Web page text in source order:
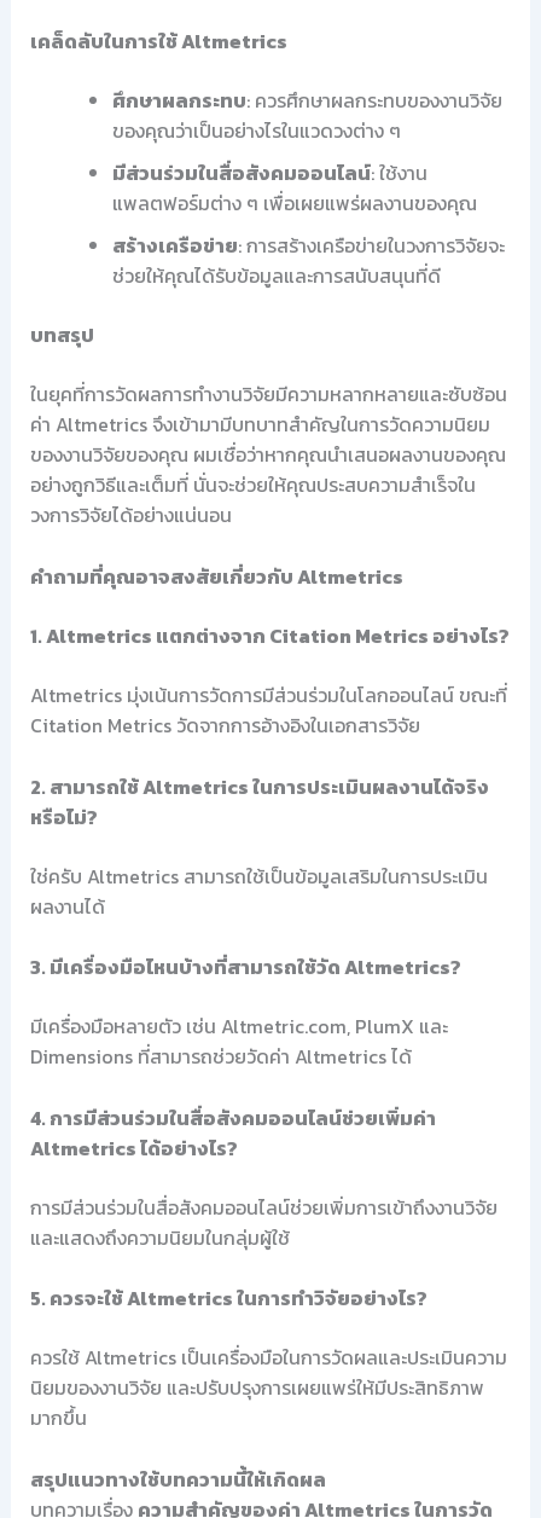
เคล็ดลับในการใช้ Altmetrics
ศึกษาผลกระทบ: ควรศึกษาผลกระทบของงานวิจัย
ของคุณว่าเป็นอย่างไรในแวดวงต่าง ๆ
มีส่วนร่วมในสื่อสังคมออนไลน์: ใช้งาน
แพลตฟอร์มต่าง ๆ เพื่อเผยแพร่ผลงานของคุณ
สร้างเครือข่าย: การสร้างเครือข่ายในวงการวิจัยจะ
ช่วยให้คุณได้รับข้อมูลและการสนับสนุนที่ดี
บทสรุป
ในยุคที่การวัดผลการทำงานวิจัยมีความหลากหลายและซับซ้อน
ค่า Altmetrics จึงเข้ามามีบทบาทสำคัญในการวัดความนิยม
ของงานวิจัยของคุณ ผมเชื่อว่าหากคุณนำเสนอผลงานของคุณ
อย่างถูกวิธีและเต็มที่ นั่นจะช่วยให้คุณประสบความสำเร็จใน
วงการวิจัยได้อย่างแน่นอน
คำถามที่คุณอาจสงสัยเกี่ยวกับ Altmetrics
1. Altmetrics แตกต่างจาก Citation Metrics อย่างไร?
Altmetrics มุ่งเน้นการวัดการมีส่วนร่วมในโลกออนไลน์ ขณะที่
Citation Metrics วัดจากการอ้างอิงในเอกสารวิจัย
2. สามารถใช้ Altmetrics ในการประเมินผลงานได้จริง
หรือไม่?
ใช่ครับ Altmetrics สามารถใช้เป็นข้อมูลเสริมในการประเมิน
ผลงานได้
3. มีเครื่องมือไหนบ้างที่สามารถใช้วัด Altmetrics?
มีเครื่องมือหลายตัว เช่น Altmetric.com, PlumX และ
Dimensions ที่สามารถช่วยวัดค่า Altmetrics ได้
4. การมีส่วนร่วมในสื่อสังคมออนไลน์ช่วยเพิ่มค่า
Altmetrics ได้อย่างไร?
การมีส่วนร่วมในสื่อสังคมออนไลน์ช่วยเพิ่มการเข้าถึงงานวิจัย
และแสดงถึงความนิยมในกลุ่มผู้ใช้
5. ควรจะใช้ Altmetrics ในการทำวิจัยอย่างไร?
ควรใช้ Altmetrics เป็นเครื่องมือในการวัดผลและประเมินความ
นิยมของงานวิจัย และปรับปรุงการเผยแพร่ให้มีประสิทธิภาพ
มากขึ้น
สรุปแนวทางใช้บทความนี้ให้เกิดผล
บทความเรื่อง ความสำคัญของค่า Altmetrics ในการวัด